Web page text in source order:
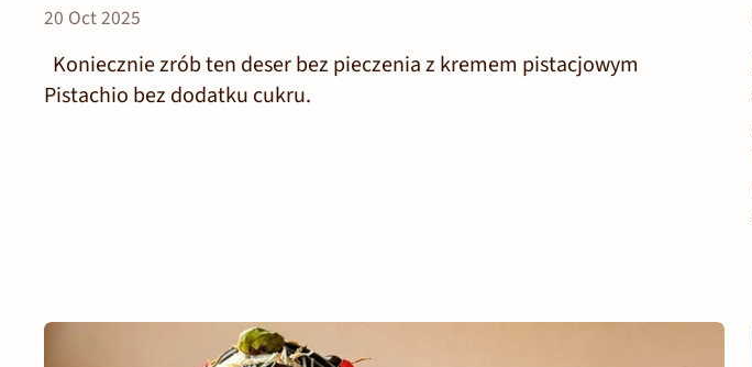
20 Oct 2025
Koniecznie zrób ten deser bez pieczenia z kremem pistacjowym
Pistachio bez dodatku cukru.